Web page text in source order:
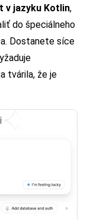
v jazyku Kotlin,
do špeciálneho
Dostanete síce
tvárila, že je